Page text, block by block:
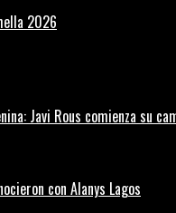
2026
Javi Rous comienza su
con Alanys Lagos